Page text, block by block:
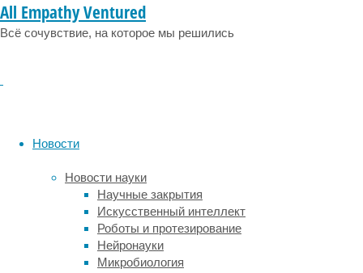
All Empathy Ventured
Всё сочувствие, на которое мы решились
Новости
Новости науки
Научные закрытия
Искусственный интеллект
Роботы и протезирование
Нейронауки
Микробиология
выращивания
полностью
функциональной
стволовые
клетки
находятся
базальном
слое